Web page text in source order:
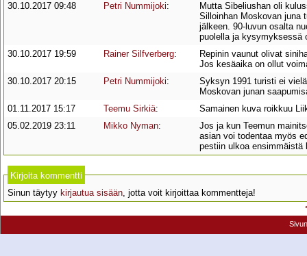
30.10.2017 09:48
Petri Nummijoki:
Mutta Sibeliushan oli
Silloinhan Moskovan juna
jälkeen. 90-luvun osalta
puolella ja kysymyksessä
30.10.2017 19:59
Rainer Silfverberg:
Repinin vaunut olivat
Jos kesäaika on ollut
30.10.2017 20:15
Petri Nummijoki:
Syksyn 1991 turisti ei
Moskovan junan
01.11.2017 15:17
Teemu Sirkiä:
Samainen kuva roikkuu
05.02.2019 23:11
Mikko Nyman:
Jos ja kun Teemun
asian voi todentaa myös
pestiin ulkoa ensimmäistä
Kirjoita kommentti
Sinun täytyy kirjautua sisään, jotta voit kirjoittaa kommentteja!